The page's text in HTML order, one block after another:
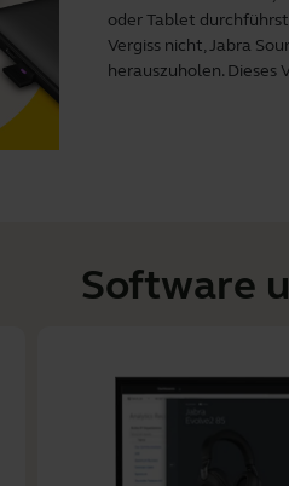
oder Tablet
Vergiss nicht,Jabra
herauszuholen. Dieses
Software